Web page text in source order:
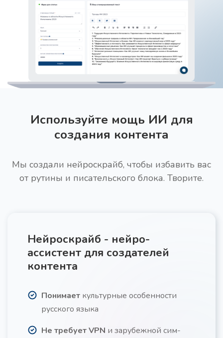
Используйте мощь ИИ для
создания контента
Мы создали нейроскрайб, чтобы избавить вас
от рутины и писательского блока. Творите.
Нейроскрайб - нейро-
ассистент для создателей
контента
Понимает культурные особенности
русского языка
Не требует VPN и зарубежной сим-